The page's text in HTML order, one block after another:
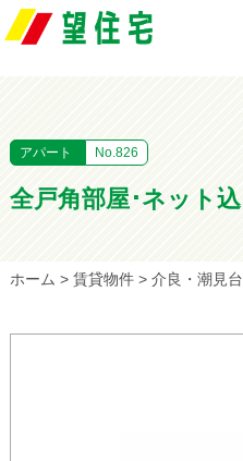
アパート No.826
全戸角部屋･ネット込
ホーム > 賃貸物件> 介良・潮見台